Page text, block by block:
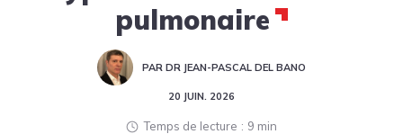
pulmonaire
PAR DR JEAN-PASCAL DEL BANO
20 JUIN. 2026
Temps de lecture 9 min